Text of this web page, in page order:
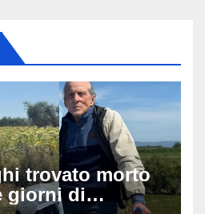
trovato morto
giorni di